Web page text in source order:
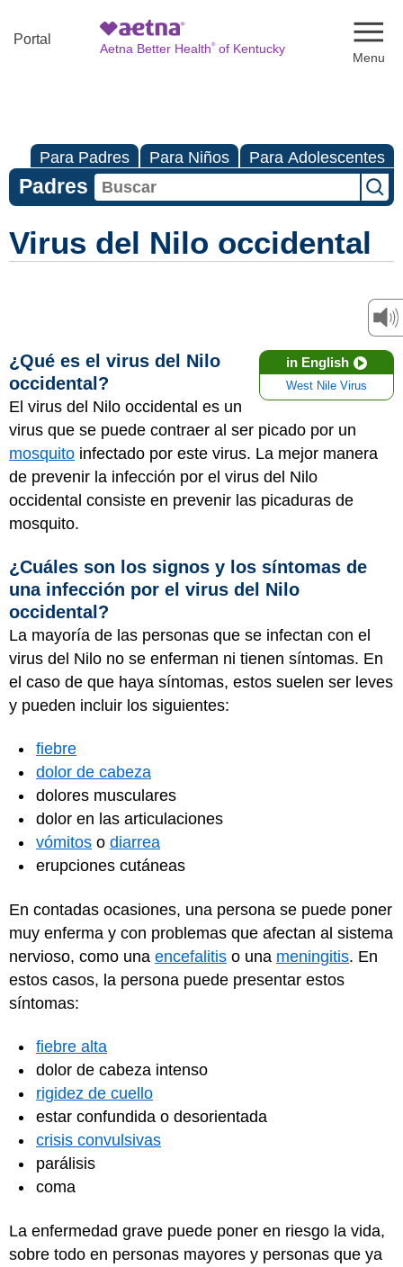
Portal
Aetna Better Health®of Kentucky
Para Padres Para Niños Para Adolescentes
Padres
Virus del Nilo occidental
in English
West Nile Virus
¿Qué es el virus del Nilo
occidental?
El virus del Nilo occidental es un
virus que se puede contraer al ser picado por un
mosquito infectado por este virus. La mejor manera
de prevenir la infección por el virus del Nilo
occidental consiste en prevenir las picaduras de
mosquito.
¿Cuáles son los signos y los síntomas de
una infección por el virus del Nilo
occidental?
La mayoría de las personas que se infectan con el
virus del Nilo no se enferman ni tienen síntomas. En
el caso de que haya síntomas, estos suelen ser leves
y pueden incluir los siguientes:
fiebre
dolor de cabeza
dolores musculares
dolor en las articulaciones
vómitos o diarrea
erupciones cutáneas
En contadas ocasiones, una persona se puede poner
muy enferma y con problemas que afectan al sistema
nervioso, como una encefalitis o una meningitis. En
estos casos, la persona puede presentar estos
síntomas:
fiebre alta
dolor de cabeza intenso
rigidez de cuello
estar confundida o desorientada
crisis convulsivas
parálisis
coma
La enfermedad grave puede poner en riesgo la vida,
sobre todo en personas mayores y personas que ya